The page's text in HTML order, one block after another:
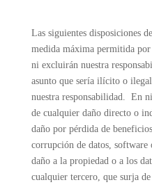
Las siguientes disposiciones
medida máxima permitida
ni excluirán nuestra
asunto que sería ilícito o
nuestra responsabilidad. En
de cualquier daño directo o
daño por pérdida de
corrupción de datos, software
daño a la propiedad o a los
cualquier tercero, que surja